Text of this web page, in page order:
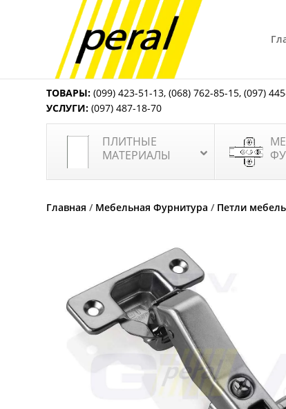
ТОВАРЫ: (099) 423-51-13,(068) 762-85-15,(097)
УСЛУГИ: (097) 487-18-70
ПЛИТНЫЕ
МАТЕРИАЛЫ
Главная / Мебельная Фурнитура / Петли